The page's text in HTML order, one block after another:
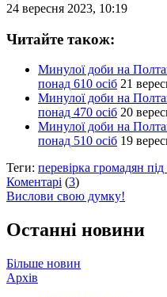
24 вересня 2023, 10:19
Читайте також:
Минулої доби на
понад 610 осіб 21
Минулої доби на
понад 470 осіб 20
Минулої доби на
понад 510 осіб 19
Теги: перевірка громадян
Коментарі (3)
Вислови свою думку!
Останні новини
Більше новин
Архів